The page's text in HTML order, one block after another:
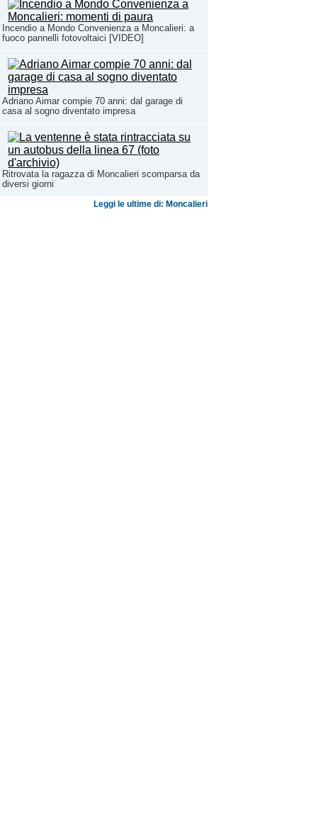
Incendio a Mondo Convenienza a Moncalieri: a
fuoco pannelli fotovoltaici [VIDEO]
Adriano Aimar compie 70 anni: dal garage di
casa al sogno diventato impresa
Ritrovata la ragazza di Moncalieri scomparsa da
diversi giorni
Leggi le ultime di: Moncalieri